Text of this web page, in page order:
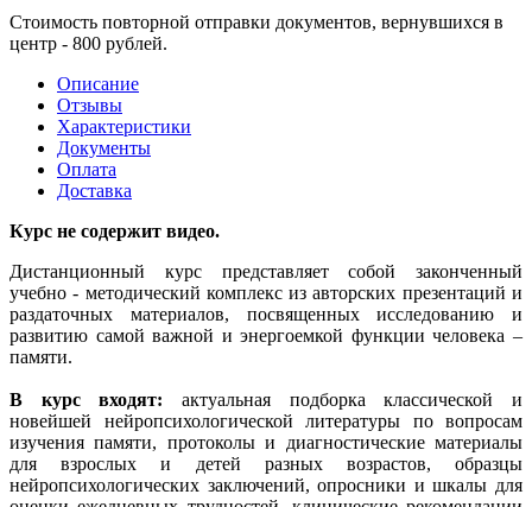
Стоимость повторной отправки документов, вернувшихся в
центр - 800 рублей.
Описание
Отзывы
Характеристики
Документы
Оплата
Доставка
Курс не содержит видео.
Дистанционный курс представляет собой законченный
учебно - методический комплекс из авторских презентаций и
раздаточных материалов, посвященных исследованию и
развитию самой важной и энергоемкой функции человека –
памяти.
В курс входят: актуальная подборка классической и
новейшей нейропсихологической литературы по вопросам
изучения памяти, протоколы и диагностические материалы
для взрослых и детей разных возрастов, образцы
нейропсихологических заключений, опросники и шкалы для